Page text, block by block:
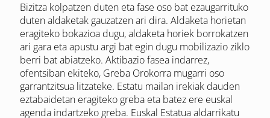
Bizitza kolpatzen duten eta fase oso bat ezaugarrituko
duten aldaketak gauzatzen ari dira. Aldaketa horietan
eragiteko bokazioa dugu, aldaketa horiek borrokatzen
ari gara eta apustu argi bat egin dugu mobilizazio ziklo
berri bat abiatzeko. Aktibazio fasea indarrez,
ofentsiban ekiteko, Greba Orokorra mugarri oso
garrantzitsua litzateke. Estatu mailan irekiak dauden
eztabaidetan eragiteko greba eta batez ere euskal
agenda indartzeko greba. Euskal Estatua aldarrikatu